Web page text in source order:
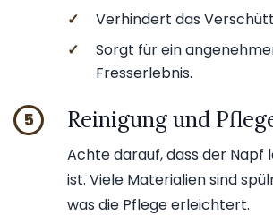
✓
Verhindert das
✓
Sorgt für ein
Fresserlebnis.
5 Reinigung und
Achte darauf, dass der Napf
ist. Viele Materialien sind
was die Pflege erleichtert.